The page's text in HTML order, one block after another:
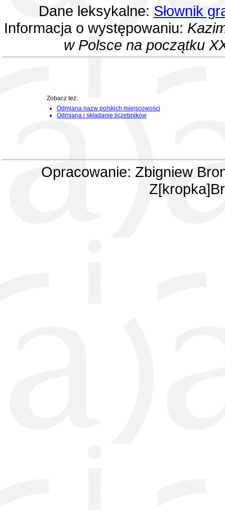
Dane leksykalne: Słownik
Informacja o występowaniu:
w Polsce na początku
Zobacz też:
Odmiana nazw polskich miejscowości
Odmiana i składanie liczebników
Opracowanie: Zbigniew